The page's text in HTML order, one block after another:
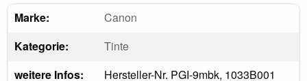
Marke:
Canon
Kategorie:
Tinte
weitere Infos:
Hersteller-Nr. PGI-9mbk, 1033B001